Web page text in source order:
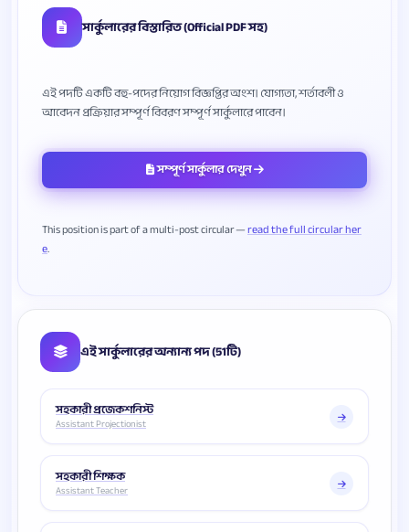
সার্কুলারের বিস্তারিত (Official PDF সহ)
এই পদটি একটি বহু-পদের নিয়োগ বিজ্ঞপ্তির অংশ। যোগ্যতা, শর্তাবলী ও
সম্পূর্ণ সার্কুলার দেখুন
This position is part of a multi-post circular —read the full circular her
e
এই সার্কুলারের অন্যান্য পদ (51টি)
সহকারী প্রজেকশনিস্ট
Assistant Projectionist
সহকারী শিক্ষক
Assistant Teacher